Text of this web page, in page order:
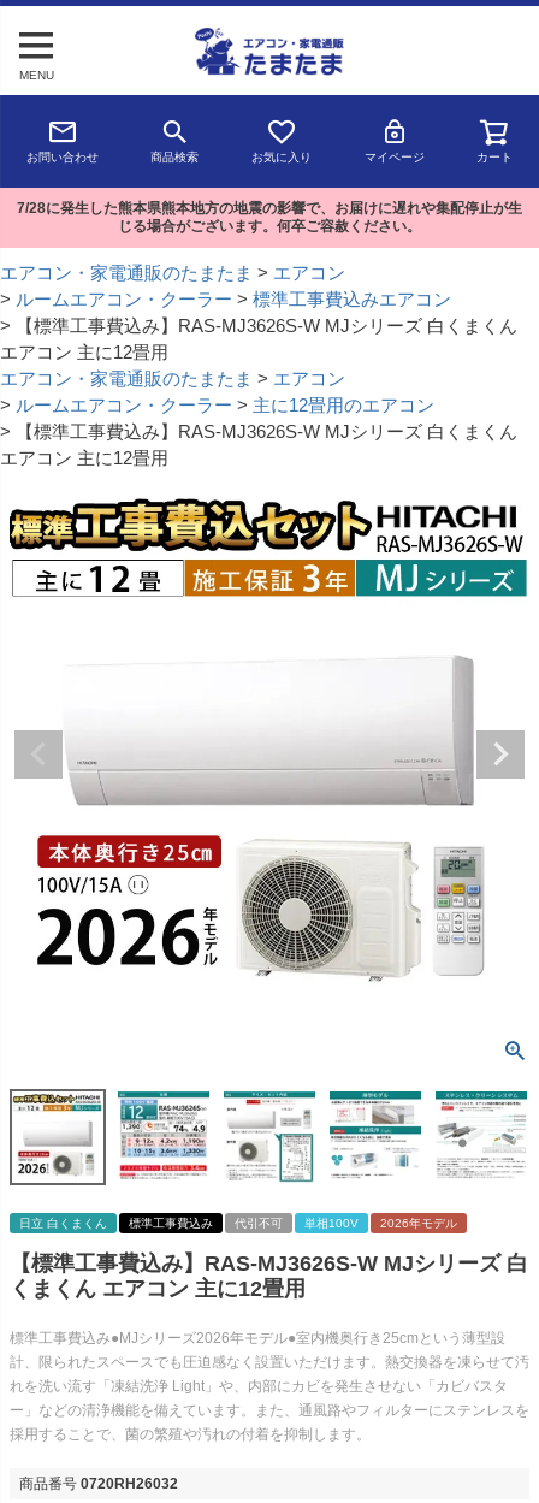
MENU
お問い合わせ 商品検索 お気に入り マイページ カート
7/28に発生した熊本県熊本地方の地震の影響で、お届けに遅れや集配停止が生
じる場合がございます。何卒ご容赦ください。
エアコン・家電通販のたまたま
エアコン
ルームエアコン・クーラー
標準工事費込みエアコン
【標準工事費込み】RAS-MJ3626S-W MJシリーズ 白くまくん
エアコン 主に12畳用
エアコン・家電通販のたまたま
エアコン
ルームエアコン・クーラー
主に12畳用のエアコン
【標準工事費込み】RAS-MJ3626S-W MJシリーズ 白くまくん
エアコン 主に12畳用
日立 白くまくん 標準工事費込み 代引不可 単相100V 2026年モデル
【標準工事費込み】RAS-MJ3626S-W MJシリーズ 白
くまくん エアコン 主に12畳用
標準工事費込み●MJシリーズ2026年モデル●室内機奥行き25cmという薄型設
計、限られたスペースでも圧迫感なく設置いただけます。熱交換器を凍らせて汚
れを洗い流す「凍結洗浄 Light」や、内部にカビを発生させない「カビバスタ
ー」などの清浄機能を備えています。また、通風路やフィルターにステンレスを
採用することで、菌の繁殖や汚れの付着を抑制します。
商品番号 0720RH26032